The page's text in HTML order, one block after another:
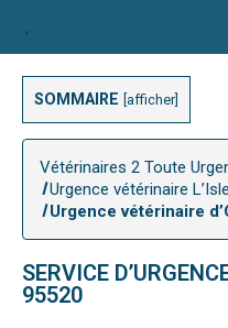
SOMMAIRE afficher
Vétérinaires 2 Toute
Urgence vétérinaire
Urgence vétérinaire
SERVICE
95520